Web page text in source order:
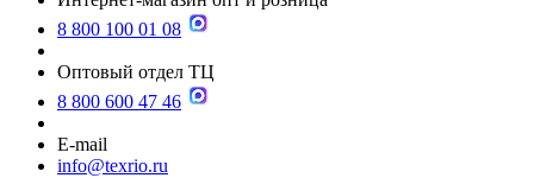
8 800 100 01 08
Оптовый отдел ТЦ
8 800 600 47 46
E-mail
info@texrio.ru